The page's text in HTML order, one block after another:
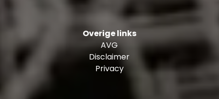
Openbaar vervoer voorzieningen:
Alle voorzieningen zoals het openbaar vervoer
(tram, metro en bus) zijn op korte loopafstand.
Charlois heeft meerdere tramlijnen met als
belangrijkste tramlijn 2, 20 en 25. Dit zijn de
directe verbindingen naar Rotterdam centrum.
Liever met de bus op stap? Buslijn 44 en 77
Overige links
AVG
Disclaimer
Privacy